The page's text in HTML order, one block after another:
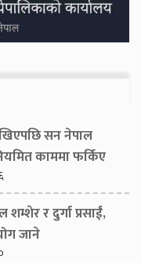
सन नेपाल
काममा फर्किए
र दुर्गा प्रसाईं,
जाने